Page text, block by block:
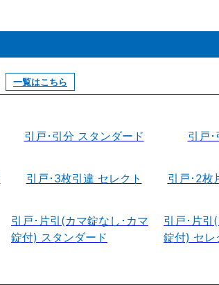
一覧はこちら
引戸･引分 スタンダード 引戸･
引戸･3枚引違 セレクト 引戸･2枚
引戸･片引(カマ錠なし･カマ
錠付) スタンダード
引戸･片引
錠付) セレ